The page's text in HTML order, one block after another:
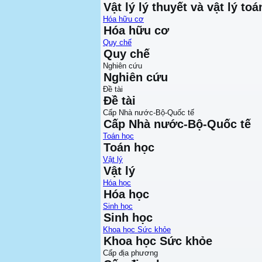
Vật lý lý thuyết và vật lý
Hóa hữu cơ
Hóa hữu cơ
Quy chế
Quy chế
Nghiên cứu
Nghiên cứu
Đề tài
Đề tài
Cấp Nhà nước-Bộ-Quốc tế
Cấp Nhà nước-Bộ-Quốc tế
Toán học
Toán học
Vật lý
Vật lý
Hóa học
Hóa học
Sinh học
Sinh học
Khoa học Sức khỏe
Khoa học Sức khỏe
Cấp địa phương